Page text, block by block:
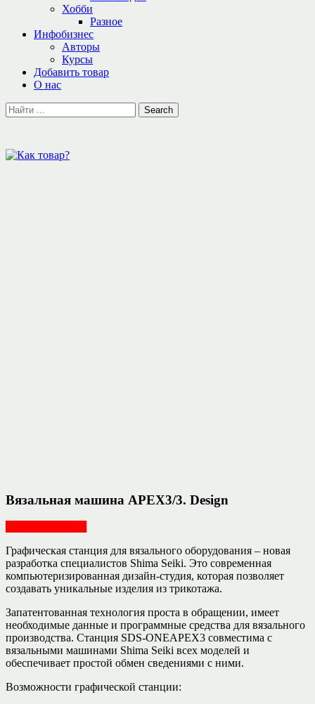
Хобби
Разное
Инфобизнес
Авторы
Курсы
Добавить товар
О нас
Вязальная машина APEX3/3. Design
Графическая станция для вязального оборудования – новая
разработка специалистов Shima Seiki. Это современная
компьютеризированная дизайн-студия, которая позволяет
создавать уникальные изделия из трикотажа.
Запатентованная технология проста в обращении, имеет
необходимые данные и программные средства для вязального
производства. Станция SDS-ONEAPEX3 совместима с
вязальными машинами Shima Seiki всех моделей и
обеспечивает простой обмен сведениями с ними.
Возможности графической станции: